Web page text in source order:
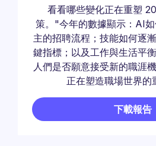
看看哪些變化正在重塑
策。"今年的數據顯示：AI
主的招聘流程；技能如何逐
鍵指標；以及工作與生活平
人們是否願意接受新的職涯
正在塑造職場世界的
下載報告